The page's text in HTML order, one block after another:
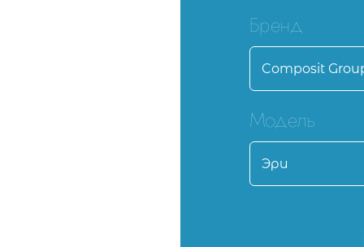
Бренд
Модель